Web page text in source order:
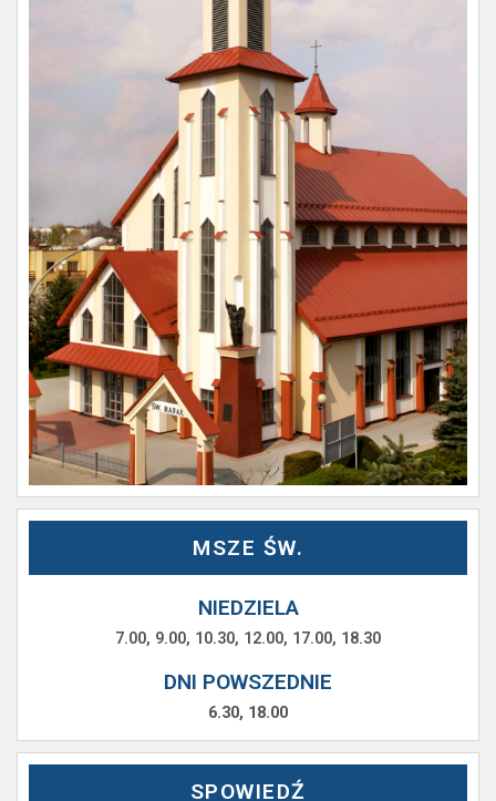
MSZE ŚW.
NIEDZIELA
7.00, 9.00, 10.30, 12.00, 17.00, 18.30
DNI POWSZEDNIE
6.30, 18.00
SPOWIEDŹ